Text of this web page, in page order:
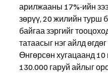
арилжааны 17%-ийн
зөрүү, 20 жилийн турш
байгаа зэргийг
татаасыг нэг айлд
Өнгөрсөн хугацаанд 10
130.000 гаруй айлыг